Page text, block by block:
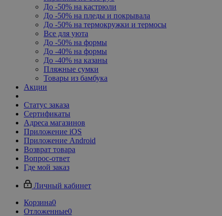
До -50% на кастрюли
До -50% на пледы и покрывала
До -50% на термокружки и термосы
Все для уюта
До -50% на формы
До -40% на формы
До -40% на казаны
Пляжные сумки
Товары из бамбука
Акции
Статус заказа
Сертификаты
Адреса магазинов
Приложение iOS
Приложение Android
Возврат товара
Вопрос-ответ
Где мой заказ
Личный кабинет
Корзина0
Отложенные0